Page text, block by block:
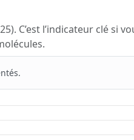
C’est l’indicateur clé si